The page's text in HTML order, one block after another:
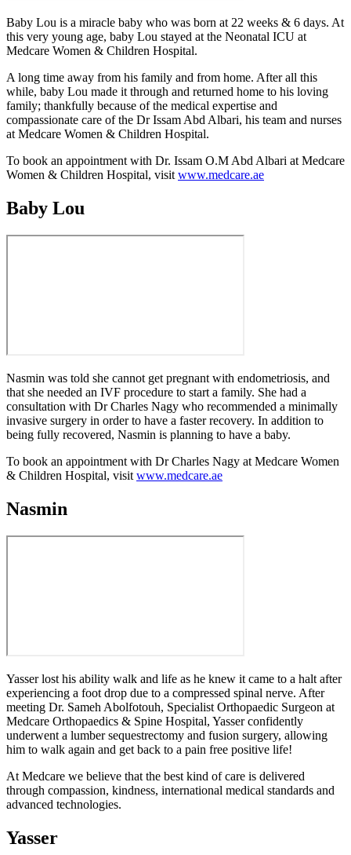
Baby Lou is a miracle baby who was born at 22 weeks & 6 days. At
this very young age, baby Lou stayed at the Neonatal ICU at
Medcare Women & Children Hospital.
A long time away from his family and from home. After all this
while, baby Lou made it through and returned home to his loving
family; thankfully because of the medical expertise and
compassionate care of the Dr Issam Abd Albari, his team and nurses
at Medcare Women & Children Hospital.
To book an appointment with Dr. Issam O.M Abd Albari at Medcare
Women & Children Hospital, visitwww.medcare.ae
Baby Lou
Nasmin was told she cannot get pregnant with endometriosis, and
that she needed an IVF procedure to start a family. She had a
consultation with Dr Charles Nagy who recommended a minimally
invasive surgery in order to have a faster recovery. In addition to
being fully recovered, Nasmin is planning to have a baby.
To book an appointment with Dr Charles Nagy at Medcare Women
& Children Hospital, visit www.medcare.ae
Nasmin
Yasser lost his ability walk and life as he knew it came to a halt after
experiencing a foot drop due to a compressed spinal nerve. After
meeting Dr. Sameh Abolfotouh, Specialist Orthopaedic Surgeon at
Medcare Orthopaedics & Spine Hospital, Yasser confidently
underwent a lumber sequestrectomy and fusion surgery, allowing
him to walk again and get back to a pain free positive life!
At Medcare we believe that the best kind of care is delivered
through compassion, kindness, international medical standards and
advanced technologies.
Yasser